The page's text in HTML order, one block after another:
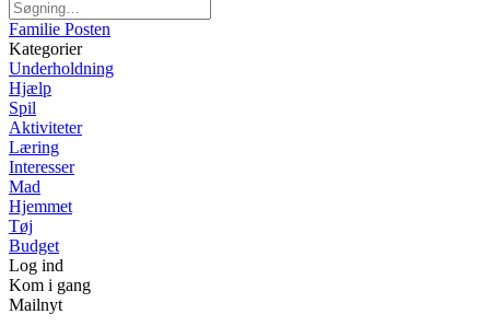
Familie Posten
Kategorier
Underholdning
Hjælp
Spil
Aktiviteter
Læring
Interesser
Mad
Hjemmet
Tøj
Budget
Log ind
Kom i gang
Mailnyt